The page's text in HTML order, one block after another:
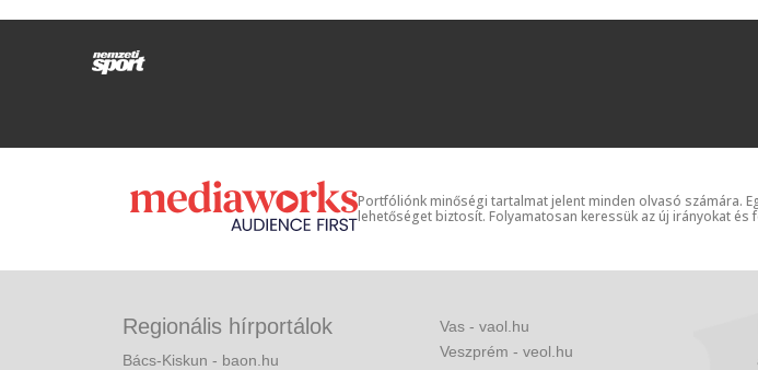
Portfóliónk minőségi tartalmat jelent minden olvasó számára.
lehetőséget biztosít. Folyamatosan keressük az új irányokat és
Regionális hírportálok
Bács-Kiskun - baon.hu
Vas - vaol.hu
Veszprém - veol.hu